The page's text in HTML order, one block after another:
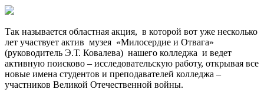
Так называется областная акция, в которой вот уже несколько
лет участвует актив музея «Милосердие и Отвага»
(руководитель Э.Т. Ковалева) нашего колледжа и ведет
активную поисково – исследовательскую работу, открывая все
новые имена студентов и преподавателей колледжа –
участников Великой Отечественной войны.